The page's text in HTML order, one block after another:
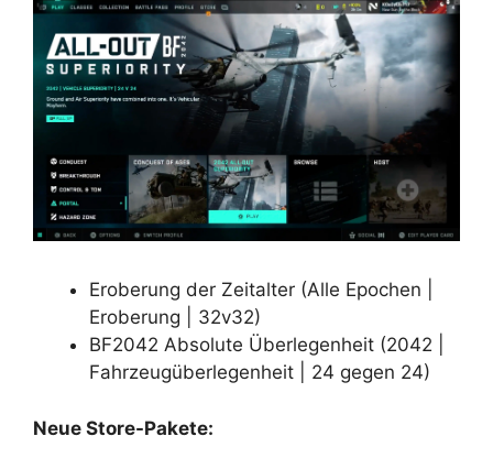
Eroberung der Zeitalter (Alle Epochen |
Eroberung | 32v32)
BF2042 Absolute Überlegenheit (2042 |
Fahrzeugüberlegenheit | 24 gegen 24)
Neue Store-Pakete: